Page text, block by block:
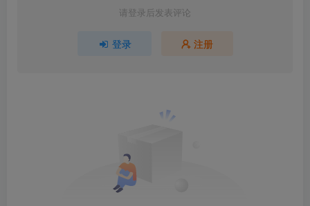
请登录后发表评论
登录 注册